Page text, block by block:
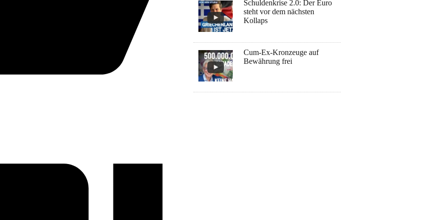
Schuldenkrise 2.0: Der Euro
steht vor dem nächsten
Kollaps
Cum-Ex-Kronzeuge auf
Bewährung frei